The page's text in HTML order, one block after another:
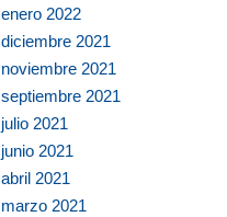
enero 2022
diciembre 2021
noviembre 2021
septiembre 2021
julio 2021
junio 2021
abril 2021
marzo 2021